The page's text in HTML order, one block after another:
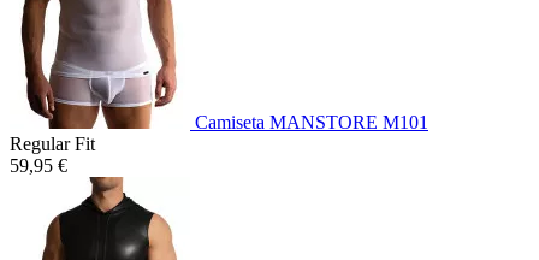
Camiseta MANSTORE M101
Regular Fit
59,95 €